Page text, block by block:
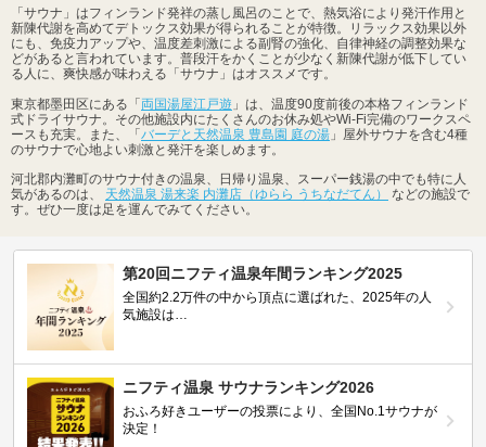
「サウナ」はフィンランド発祥の蒸し風呂のことで、熱気浴により発汗作用と
新陳代謝を高めてデトックス効果が得られることが特徴。リラックス効果以外
にも、免疫力アップや、温度差刺激による副腎の強化、自律神経の調整効果な
どがあると言われています。普段汗をかくことが少なく新陳代謝が低下してい
る人に、爽快感が味わえる「サウナ」はオススメです。
東京都墨田区にある「 両国湯屋江戸遊 」は、温度90度前後の本格フィンランド
式ドライサウナ。その他施設内にたくさんのお休み処やWi-Fi完備のワークスペ
ースも充実。また、「 バーデと天然温泉 豊島園 庭の湯 」屋外サウナを含む4種
のサウナで心地よい刺激と発汗を楽しめます。
河北郡内灘町のサウナ付きの温泉、日帰り温泉、スーパー銭湯の中でも特に人
気があるのは、 天然温泉 湯来楽 内灘店（ゆらら うちなだてん）
などの施設で
す。ぜひ一度は足を運んでみてください。
第20回ニフティ温泉年間ランキング2025
全国約2.2万件の中から頂点に選ばれた、2025年の人
気施設は…
ニフティ温泉 サウナランキング2026
おふろ好きユーザーの投票により、全国No.1サウナが
決定！